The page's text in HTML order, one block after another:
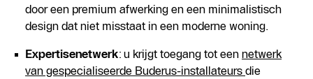
door een premium afwerking en een minimalistisch
design dat niet misstaat in een moderne woning.
Expertisenetwerk: u krijgt toegang tot een netwerk
van gespecialiseerde Buderus-installateurs die